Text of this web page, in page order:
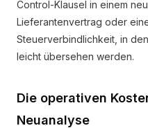
Control-Klausel in einem
Lieferantenvertrag oder
Steuerverbindlichkeit, in
leicht übersehen werden.
Die operativen
Neuanalyse